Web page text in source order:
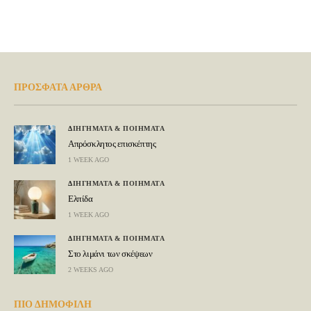
ΠΡΟΣΦΑΤΑ ΑΡΘΡΑ
ΔΙΗΓΗΜΑΤΑ & ΠΟΙΗΜΑΤΑ
Απρόσκλητος επισκέπτης
1 WEEK AGO
ΔΙΗΓΗΜΑΤΑ & ΠΟΙΗΜΑΤΑ
Ελπίδα
1 WEEK AGO
ΔΙΗΓΗΜΑΤΑ & ΠΟΙΗΜΑΤΑ
Στο λιμάνι των σκέψεων
2 WEEKS AGO
ΠΙΟ ΔΗΜΟΦΙΛΗ